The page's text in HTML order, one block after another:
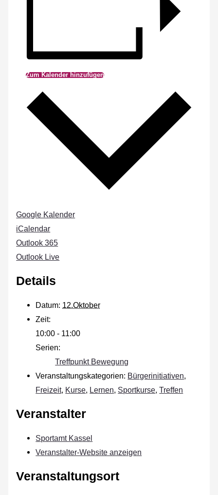
Zum Kalender hinzufügen
Google Kalender
iCalendar
Outlook 365
Outlook Live
Details
Datum: 12.Oktober
Zeit:
10:00 - 11:00
Serien:
Treffpunkt Bewegung
Veranstaltungskategorien: Bürgerinitiativen,
Freizeit, Kurse, Lernen, Sportkurse,Treffen
Veranstalter
Sportamt Kassel
Veranstalter-Website anzeigen
Veranstaltungsort